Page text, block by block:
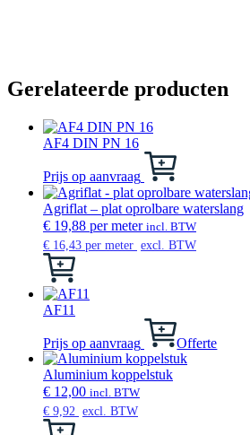
Gerelateerde producten
AF4 DIN PN 16
Prijs op aanvraag
Dit
heeft
meerdere
variaties.
Deze
optie
op
de
productpagina
Agriflat – plat oprolbare waterslang
€ 19,88 per meter incl. BTW
€ 16,43 per meter excl. BTW
Dit
heeft
Deze
optie
kan
gekozen
worden
op
AF11
Prijs op aanvraag Offerte
Aluminium koppelstuk
€ 12,00 incl. BTW
€ 9,92 excl. BTW
Dit